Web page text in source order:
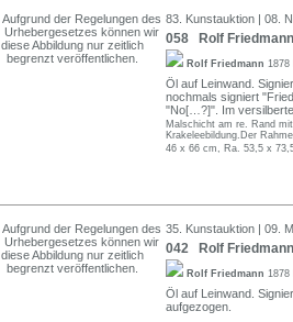
83. Kunstauktion | 08.
058 Rolf
Rolf Friedmann 1878
Öl auf Leinwand.
nochmals signiert
"No[…?]". Im
Malschicht am re. Rand
Krakeleebildung.Der
46 x 66 cm, Ra. 53,5 x
35. Kunstauktion | 09.
042 Rolf
Rolf Friedmann 1878
Öl auf Leinwand.
aufgezogen.